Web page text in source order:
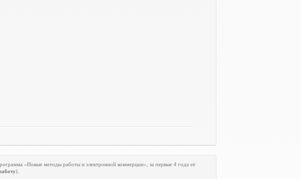
«Новые методы работы и электронной коммерции», за первые 4 года её
).